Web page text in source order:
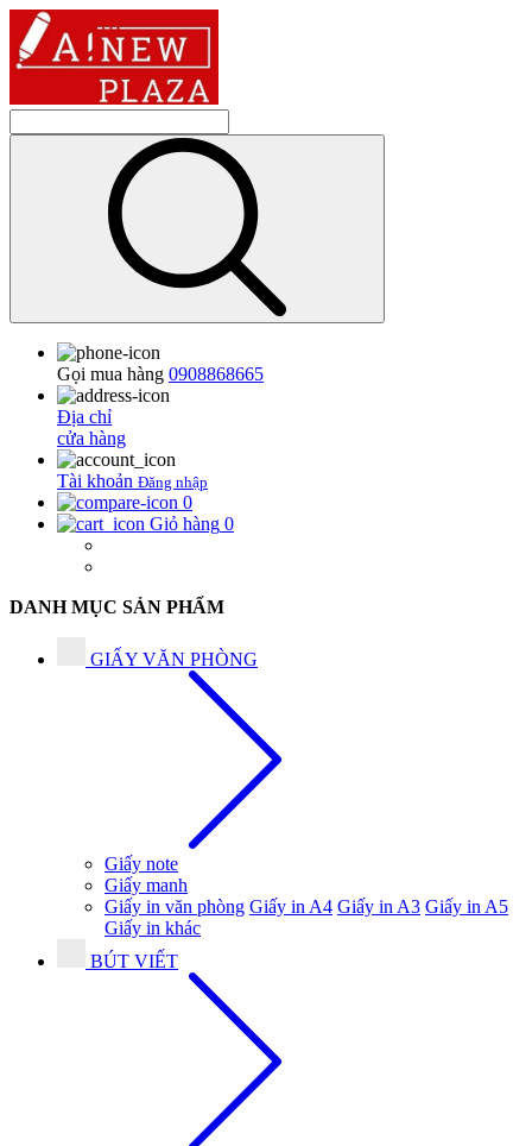
Gọi mua hàng 0908868665
Địa chỉ
cửa hàng
Tài khoản Đăng nhập
0
Giỏ hàng 0
DANH MỤC SẢN PHẨM
GIẤY VĂN PHÒNG
Giấy note
Giấy manh
Giấy in văn phòng Giấy in A4 Giấy in A3 Giấy in A5
Giấy in khác
BÚT VIẾT